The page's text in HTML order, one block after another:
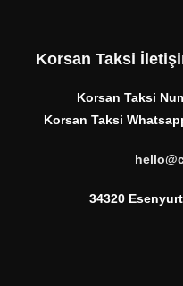
Korsan Taksi
Korsan Taksi
Korsan Taksi
34320